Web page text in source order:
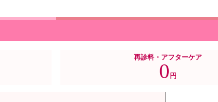
再診料・アフターケア
0 円